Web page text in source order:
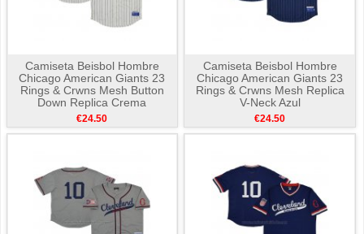
Camiseta Beisbol Hombre
Chicago American Giants 23
Rings & Crwns Mesh Button
Down Replica Crema
€24.50
Camiseta Beisbol Hombre
Chicago American Giants 23
Rings & Crwns Mesh Replica
V-Neck Azul
€24.50